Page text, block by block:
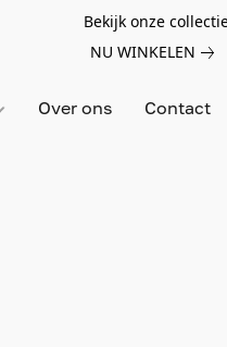
Bekijk onze
NU WINKELEN
Over ons Contact